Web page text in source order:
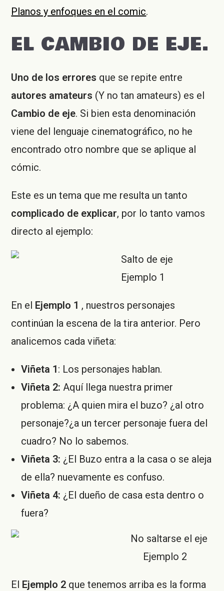
Planos y enfoques en el comic.
EL CAMBIO DE EJE.
Uno de los errores que se repite entre
autores amateurs (Y no tan amateurs) es el
Cambio de eje. Si bien esta denominación
viene del lenguaje cinematográfico, no he
encontrado otro nombre que se aplique al
cómic.
Este es un tema que me resulta un tanto
complicado de explicar, por lo tanto vamos
directo al ejemplo:
Ejemplo 1
En el Ejemplo 1 , nuestros personajes
continúan la escena de la tira anterior. Pero
analicemos cada viñeta:
Viñeta 1: Los personajes hablan.
Viñeta 2: Aquí llega nuestra primer
problema: ¿A quien mira el buzo? ¿al otro
personaje?¿a un tercer personaje fuera del
cuadro? No lo sabemos.
Viñeta 3: ¿El Buzo entra a la casa o se aleja
de ella? nuevamente es confuso.
Viñeta 4: ¿El dueño de casa esta dentro o
fuera?
Ejemplo 2
El Ejemplo 2 que tenemos arriba es la forma